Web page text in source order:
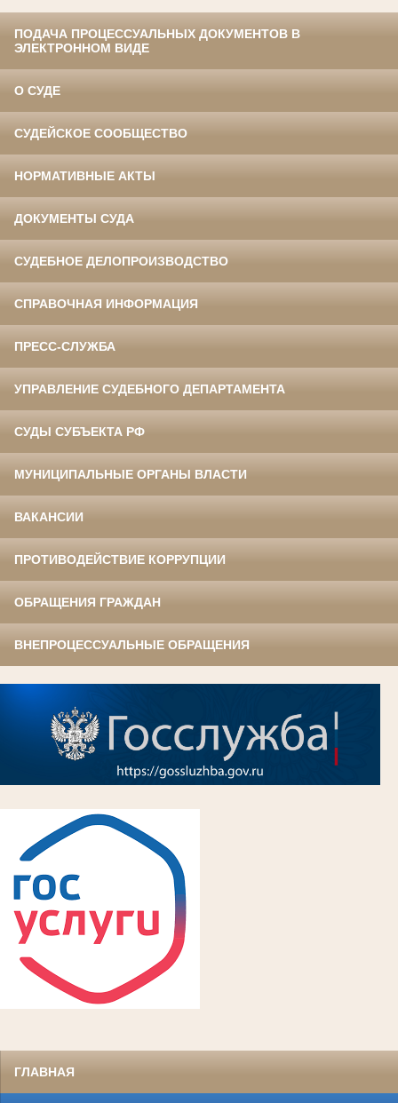
ПОДАЧА ПРОЦЕССУАЛЬНЫХ ДОКУМЕНТОВ В
ЭЛЕКТРОННОМ ВИДЕ
О СУДЕ
СУДЕЙСКОЕ СООБЩЕСТВО
НОРМАТИВНЫЕ АКТЫ
ДОКУМЕНТЫ СУДА
СУДЕБНОЕ ДЕЛОПРОИЗВОДСТВО
СПРАВОЧНАЯ ИНФОРМАЦИЯ
ПРЕСС-СЛУЖБА
УПРАВЛЕНИЕ СУДЕБНОГО ДЕПАРТАМЕНТА
СУДЫ СУБЪЕКТА РФ
МУНИЦИПАЛЬНЫЕ ОРГАНЫ ВЛАСТИ
ВАКАНСИИ
ПРОТИВОДЕЙСТВИЕ КОРРУПЦИИ
ОБРАЩЕНИЯ ГРАЖДАН
ВНЕПРОЦЕССУАЛЬНЫЕ ОБРАЩЕНИЯ
ГЛАВНАЯ